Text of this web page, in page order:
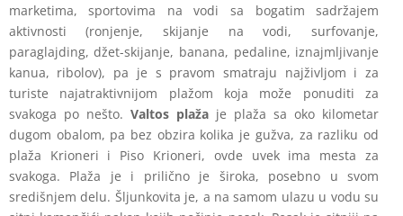
marketima, sportovima na vodi sa bogatim sadržajem
aktivnosti (ronjenje, skijanje na vodi, surfovanje,
paraglajding, džet-skijanje, banana, pedaline, iznajmljivanje
kanua, ribolov), pa je s pravom smatraju najživljom i za
turiste najatraktivnijom plažom koja može ponuditi za
svakoga po nešto. Valtos plaža je plaža sa oko kilometar
dugom obalom, pa bez obzira kolika je gužva, za razliku od
plaža Krioneri i Piso Krioneri, ovde uvek ima mesta za
svakoga. Plaža je i prilično je široka, posebno u svom
središnjem delu. Šljunkovita je, a na samom ulazu u vodu su